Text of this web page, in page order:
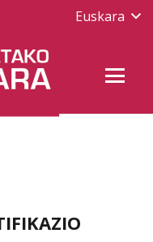
Euskara